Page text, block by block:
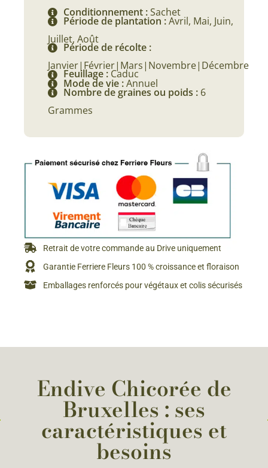
Conditionnement :Sachet
Période de plantation :Avril, Mai, Juin,
Juillet, Août
Période de récolte :
Janvier|Février|Mars|Novembre|Décembre
Feuillage : Caduc
Mode de vie :Annuel
Nombre de graines ou poids : 6
Grammes
Retrait de votre commande au Drive uniquement
Garantie Ferriere Fleurs 100 % croissance et floraison
Emballages renforcés pour végétaux et colis sécurisés
Endive Chicorée de
Bruxelles : ses
caractéristiques et
besoins